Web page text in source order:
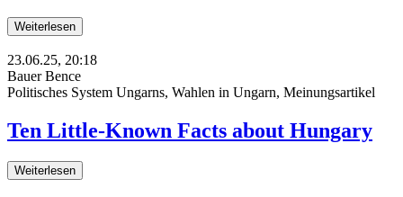
Weiterlesen
23.06.25, 20:18
Bauer Bence
Politisches System Ungarns, Wahlen in Ungarn, Meinungsartikel
Ten Little-Known Facts about Hungary
Weiterlesen